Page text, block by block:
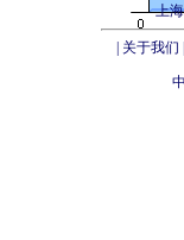
上海东方
上海
关于我们